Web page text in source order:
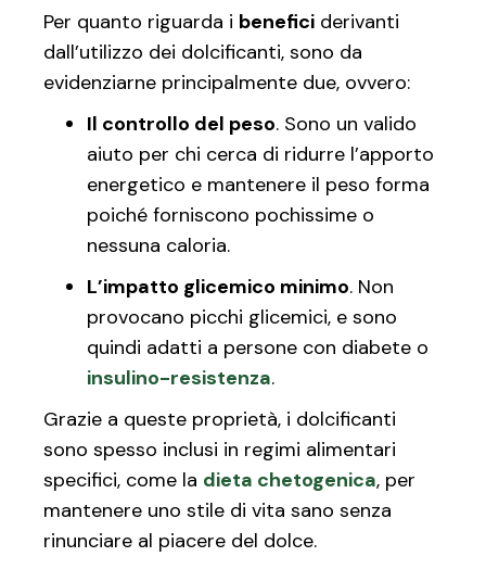
Per quanto riguarda i benefici derivanti
dall’utilizzo dei dolcificanti, sono da
evidenziarne principalmente due, ovvero:
Il controllo del peso. Sono un valido
aiuto per chi cerca di ridurre l’apporto
energetico e mantenere il peso forma
poiché forniscono pochissime o
nessuna caloria.
L’impatto glicemico minimo. Non
provocano picchi glicemici, e sono
quindi adatti a persone con diabete o
insulino-resistenza.
Grazie a queste proprietà, i dolcificanti
sono spesso inclusi in regimi alimentari
specifici, come la dieta chetogenica, per
mantenere uno stile di vita sano senza
rinunciare al piacere del dolce.